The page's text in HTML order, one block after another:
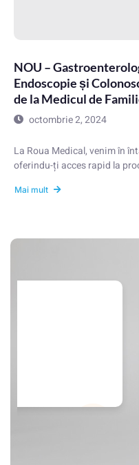
NOU –
Endoscopie și
de la Medicul de
octombrie 2, 2024
La Roua Medical, venim în
oferindu-ți acces rapid la
Mai mult
Da recomand cu
vedere medicale
Dragoi